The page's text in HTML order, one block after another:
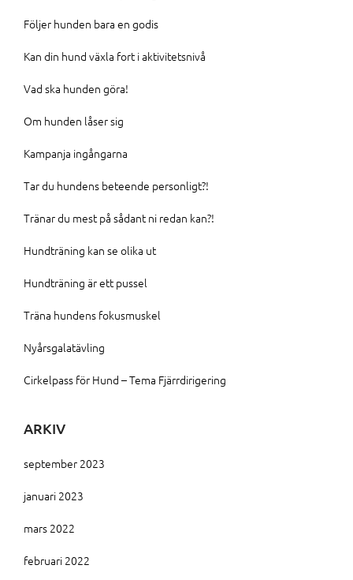
Följer hunden bara en godis
Kan din hund växla fort i aktivitetsnivå
Vad ska hunden göra!
Om hunden låser sig
Kampanja ingångarna
Tar du hundens beteende personligt?!
Tränar du mest på sådant ni redan kan?!
Hundträning kan se olika ut
Hundträning är ett pussel
Träna hundens fokusmuskel
Nyårsgalatävling
Cirkelpass för Hund – Tema Fjärrdirigering
ARKIV
september 2023
januari 2023
mars 2022
februari 2022